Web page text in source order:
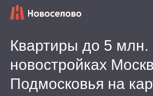
Квартиры до 5 млн.
новостройках
Подмосковья на